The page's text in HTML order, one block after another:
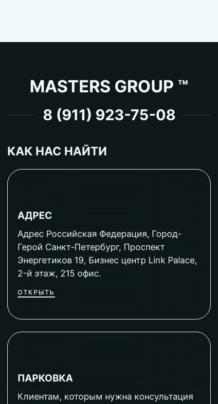
MASTERS GROUP ™
8 (911) 923-75-08
КАК НАС НАЙТИ
АДРЕС
Адрес Российская Федерация, Город-
Герой Санкт-Петербург, Проспект
Энергетиков 19, Бизнес центр Link Palace,
2-й этаж, 215 офис.
ОТКРЫТЬ
ПАРКОВКА
Клиентам, которым нужна консультация